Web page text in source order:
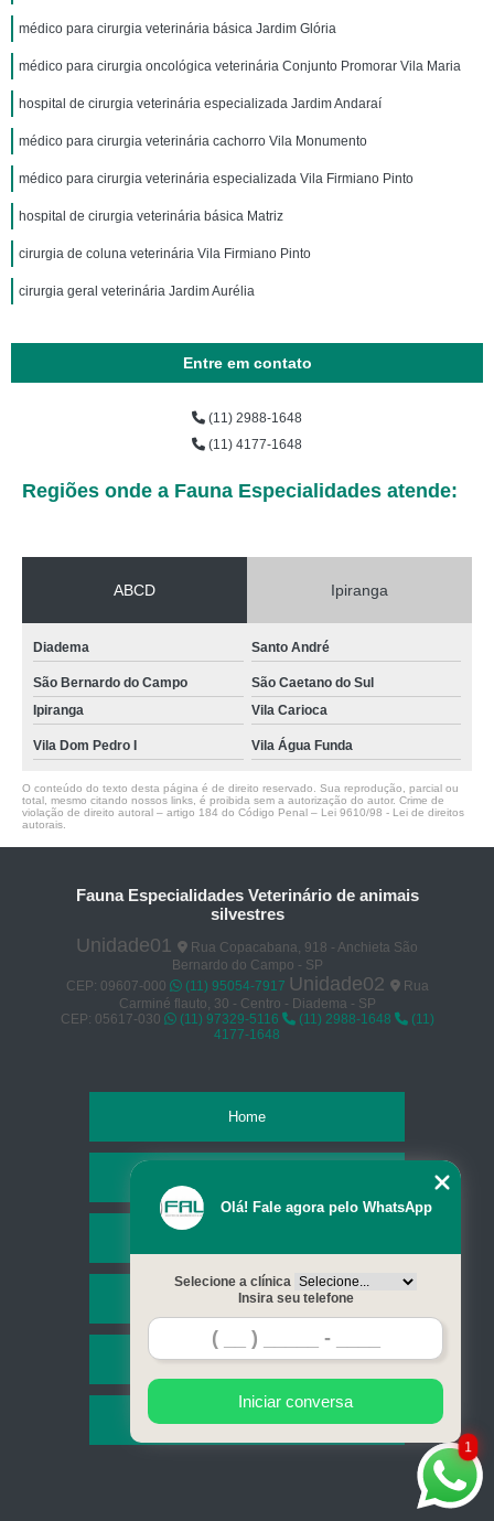
médico para cirurgia veterinária básica Jardim Glória
médico para cirurgia oncológica veterinária Conjunto Promorar Vila Maria
hospital de cirurgia veterinária especializada Jardim Andaraí
médico para cirurgia veterinária cachorro Vila Monumento
médico para cirurgia veterinária especializada Vila Firmiano Pinto
hospital de cirurgia veterinária básica Matriz
cirurgia de coluna veterinária Vila Firmiano Pinto
cirurgia geral veterinária Jardim Aurélia
Entre em contato
(11) 2988-1648
(11) 4177-1648
Regiões onde a Fauna Especialidades atende:
ABCD Ipiranga
Diadema Santo André
São Bernardo do Campo
São Caetano do Sul
Ipiranga
Vila Carioca
Vila Dom Pedro I Vila Água Funda
O conteúdo do texto desta página é de direito reservado. Sua reprodução, parcial ou
total, mesmo citando nossos links, é proibida sem a autorização do autor. Crime de
violação de direito autoral – artigo 184 do Código Penal – Lei 9610/98 - Lei de direitos
autorais
Fauna Especialidades Veterinário de animais
silvestres
Unidade01
Rua Copacabana, 918 - Anchieta São
Bernardo do Campo - SP
CEP: 09607-000
(11) 95054-7917 Unidade02
Rua
Carminé flauto, 30 - Centro - Diadema - SP
CEP: 05617-030
(11) 97329-5116 (11) 2988-1648
(11)
4177-1648
Home
Serviços
Contato
Mapa do site
1
Olá! Fale agora pelo WhatsApp
Selecione a clínica
Insira seu telefone
Iniciar conversa